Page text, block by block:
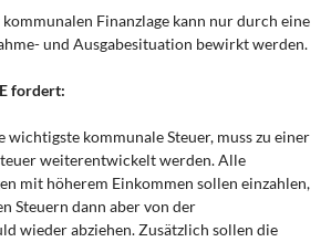
Finanzlage kann nur durch eine
und Ausgabesituation bewirkt werden.
fordert:
wichtigste kommunale Steuer, muss zu einer
weiterentwickelt werden. Alle
mit höherem Einkommen sollen einzahlen,
Steuern dann aber von der
wieder abziehen. Zusätzlich sollen die